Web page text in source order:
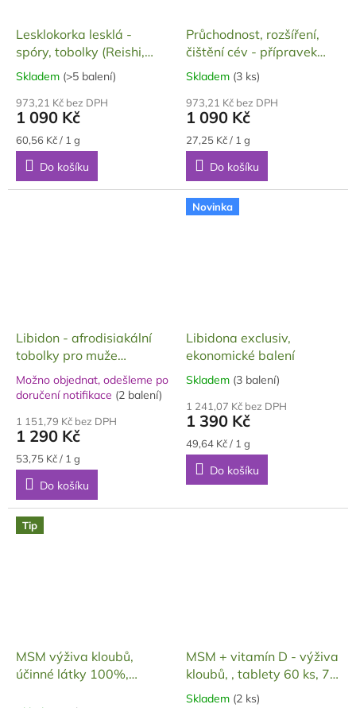
Lesklokorka lesklá -
spóry, tobolky (Reishi,
Ganoderma) 60 ks, 18 g
Průměrné
produktu
je
5,0
z
hvězdiček.
Skladem (>5 balení)
973,21 Kč bez DPH
1 090 Kč
Měrná
cena:
60,56 Kč / 1 g
Do košíku
Průchodnost, rozšíření,
čištění cév - přípravek
Polynax, 100 tobolek, 40
g
Průměrné
produktu
je
5,0
z
hvězdiček.
Skladem (3 ks)
973,21 Kč bez DPH
1 090 Kč
Měrná
cena:
27,25 Kč / 1 g
Do košíku
Libidon - afrodisiakální
tobolky pro muže
Exclusive, 24 g
Průměrné
produktu
je
z
Možno objednat, odešleme po
doručení notifikace (2 balení)
1 151,79 Kč bez DPH
1 290 Kč
Měrná
cena:
53,75 Kč / 1 g
Do košíku
Novinka
Libidona exclusiv,
ekonomické balení
Průměrné
produktu
je
5,0
z
hvězdiček.
Skladem (3 balení)
1 241,07 Kč bez DPH
1 390 Kč
Měrná
cena:
49,64 Kč / 1 g
Do košíku
Tip
MSM výživa kloubů,
účinné látky 100%,
MSM + vitamín D - výživa
kloubů, , tablety 60 ks, 75
g
Průměrné
Skladem (2 ks)